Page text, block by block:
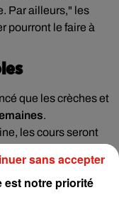
Par ailleurs," les
pourront le faire à
que les crèches et
.
les cours seront
de vacances,
Cela correspond
est notre priorité
sans accepter